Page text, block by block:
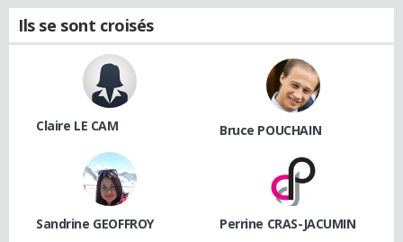
Ils se sont croisés
Claire LE CAM Bruce POUCHAIN
Sandrine GEOFFROY Perrine CRAS-JACUMIN